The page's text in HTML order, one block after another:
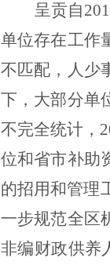
呈贡自
单位存在工作
不匹配，人少
下，大部分单
不完全统计，
位和省市补助
的招用和管理
一步规范全区
非编财政供养